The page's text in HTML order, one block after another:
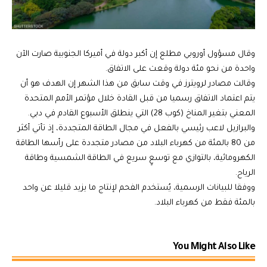
وقال مسؤول أوروبي مطلع إن أكبر دولة في أميركا الجنوبية صارت الآن
واحدة من نحو مئة دولة وقعت على الاتفاق.
وقالت مصادر لرويترز في وقت سابق من هذا الشهر إن الهدف هو أن
يتم اعتماد الاتفاق رسميا من قبل القادة خلال مؤتمر الأمم المتحدة
المعني بتغير المناخ (كوب 28) التي ينطلق الأسبوع القادم في دبي.
والبرازيل لاعب رئيسي بالفعل في مجال الطاقة المتجددة، إذ تأتي أكثر
من 80 بالمئة من كهرباء البلاد من مصادر متجددة على رأسها الطاقة
الكهرومائية، بالتوازي مع توسعٍ سريع في الطاقة الشمسية وطاقة
الرياح.
ووفقا للبيانات الرسمية، يُستخدم الفحم لإنتاج ما يزيد قليلا عن واحد
بالمئة فقط من كهرباء البلاد.
You Might Also Like